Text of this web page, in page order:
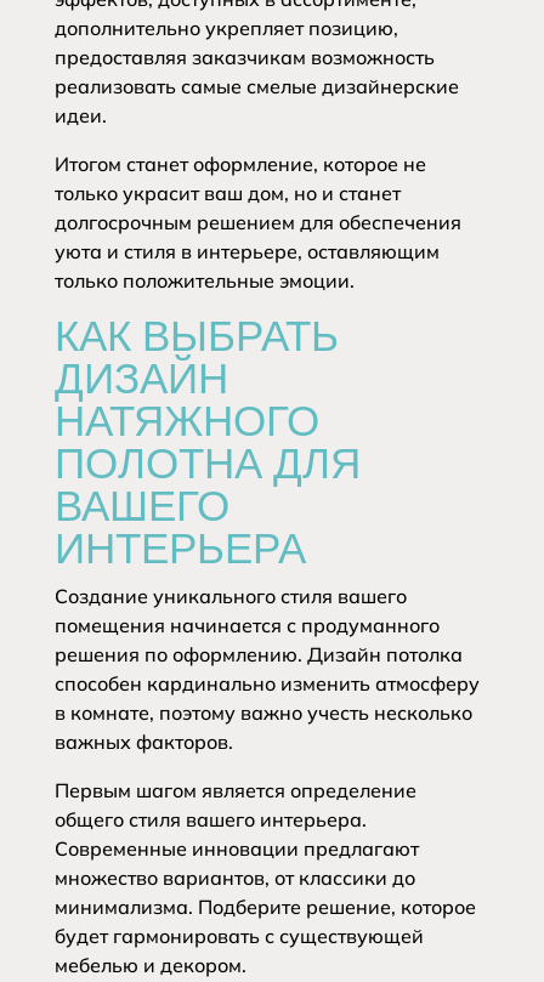
дополнительно укрепляет позицию,
предоставляя заказчикам возможность
реализовать самые смелые дизайнерские
идеи.
Итогом станет оформление, которое не
только украсит ваш дом, но и станет
долгосрочным решением для обеспечения
уюта и стиля в интерьере, оставляющим
только положительные эмоции.
КАК ВЫБРАТЬ
ДИЗАЙН
НАТЯЖНОГО
ПОЛОТНА ДЛЯ
ВАШЕГО
ИНТЕРЬЕРА
Создание уникального стиля вашего
помещения начинается с продуманного
решения по оформлению. Дизайн потолка
способен кардинально изменить атмосферу
в комнате, поэтому важно учесть несколько
важных факторов.
Первым шагом является определение
общего стиля вашего интерьера.
Современные инновации предлагают
множество вариантов, от классики до
минимализма. Подберите решение, которое
будет гармонировать с существующей
мебелью и декором.